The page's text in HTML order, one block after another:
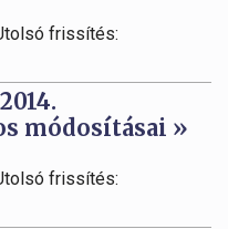
frissítés:
módosításai »
frissítés: